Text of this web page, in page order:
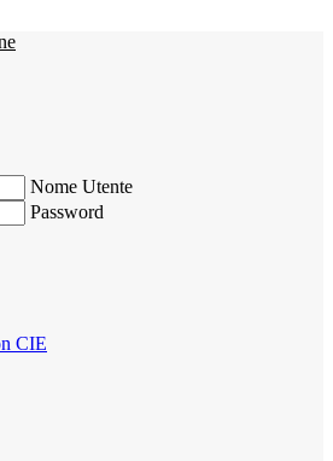
Nome Utente
Password
CIE